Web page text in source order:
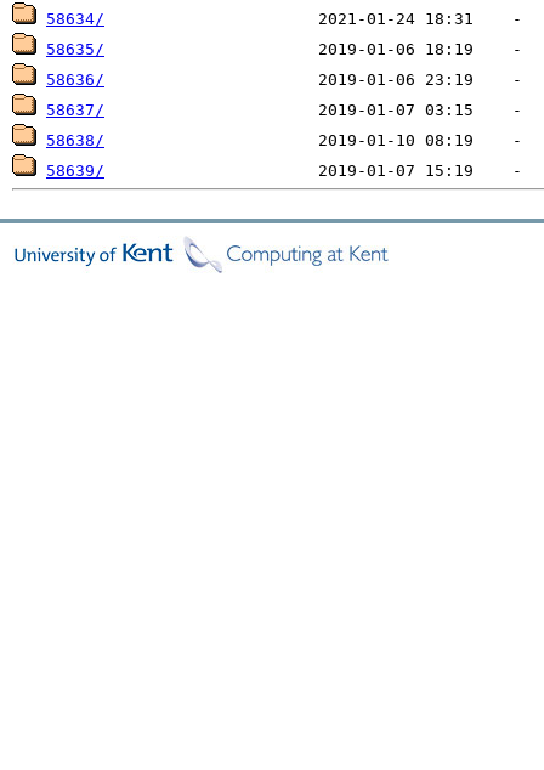
58634/
58635/
58636/
58637/
58638/
58639/